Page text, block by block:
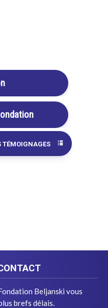
les malades puissent en
TÉMOIGNAGES
Beljanski vous
brefs délais.